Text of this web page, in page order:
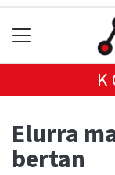
Elurra
bertan